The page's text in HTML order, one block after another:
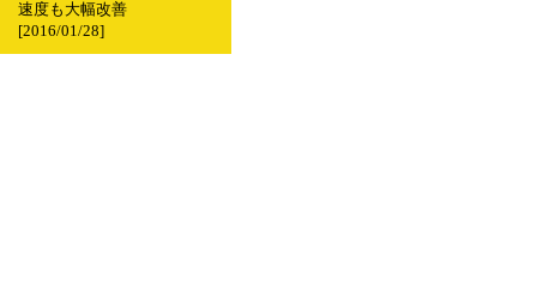
速度も大幅改善
[2016/01/28]